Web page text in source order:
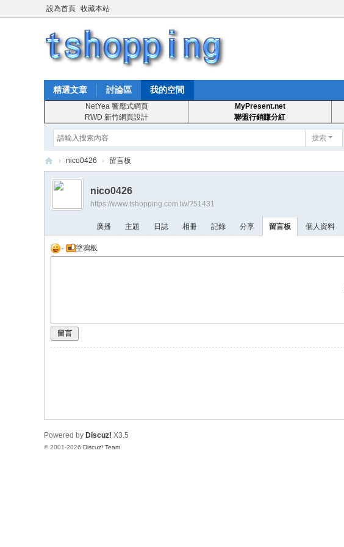
設為首頁 收藏本站
精選文章 討論區 我的空間
NetYea 響應式網頁
RWD 新竹網頁設計
MyPresent.net
聯盟行銷賺分紅
搜索
T
ho
in
› nico0426 › 留言板
nico0426
https://www.tshopping.com.tw/?51431
廣播 主題 日誌 相冊 記錄 分享 留言板 個人資料
塗鴉板
留言
Powered by Discuz! X3.5
© 2001-2026 Discuz! Team